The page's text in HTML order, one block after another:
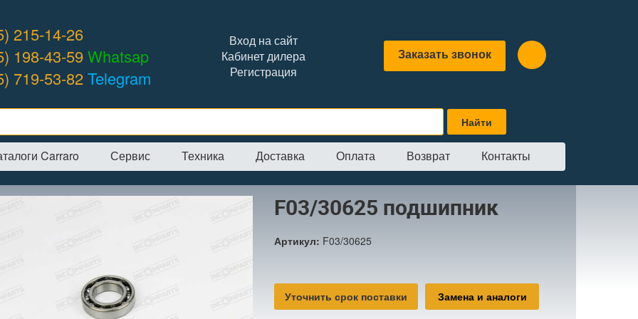
215-14-26
198-43-59Whatsap
719-53-82Telegram
Вход на сайт
Кабинет дилера
Регистрация
Заказать звонок
Carraro Сервис Техника Доставка Оплата Возврат Контакты
→Интернет-магазин →Hidromek F03/30625 подшипник
F03/30625 подшипник
Артикул: F03/30625
Уточнить срок поставки Замена и аналоги